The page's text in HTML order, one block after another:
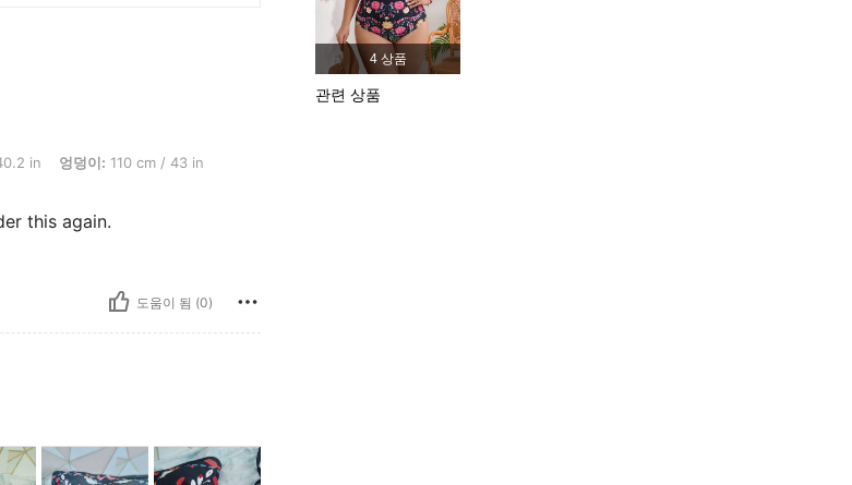
cm / 43 in, 체형: 모래시계, 허리: 86 cm / 34 in, 색: 멀티컬러, 사이즈: 3XL
in 엉덩이: 110 cm / 43 in
this again.
도움이 됨 (0)
4.90 11K
4.90 11K
4 상품
관련 상품